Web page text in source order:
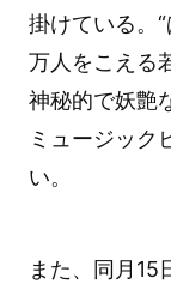
掛けている。
万人をこえる
神秘的で妖艶
ミュージック
い。
また、同月15